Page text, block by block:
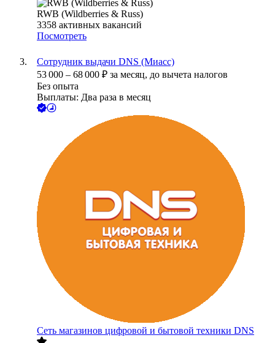
RWB (Wildberries & Russ)
3358 активных вакансий
Посмотреть
Сотрудник выдачи DNS (Миасс)
53 000 – 68 000 ₽ за месяц, до вычета налогов
Без опыта
Выплаты: Два раза в месяц
Сеть магазинов цифровой и бытовой техники DNS